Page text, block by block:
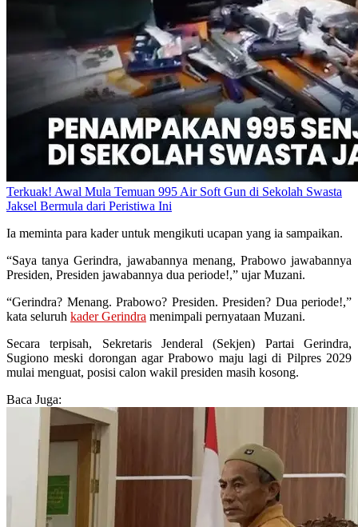
Terkuak! Awal Mula Temuan 995 Air Soft Gun di Sekolah Swasta
Jaksel Bermula dari Peristiwa Ini
Ia meminta para kader untuk mengikuti ucapan yang ia sampaikan.
“Saya tanya Gerindra, jawabannya menang, Prabowo jawabannya
Presiden, Presiden jawabannya dua periode!,” ujar Muzani.
“Gerindra? Menang. Prabowo? Presiden. Presiden? Dua periode!,”
kata seluruh kader Gerindra menimpali pernyataan Muzani.
Secara terpisah, Sekretaris Jenderal (Sekjen) Partai Gerindra,
Sugiono meski dorongan agar Prabowo maju lagi di Pilpres 2029
mulai menguat, posisi calon wakil presiden masih kosong.
Baca Juga: